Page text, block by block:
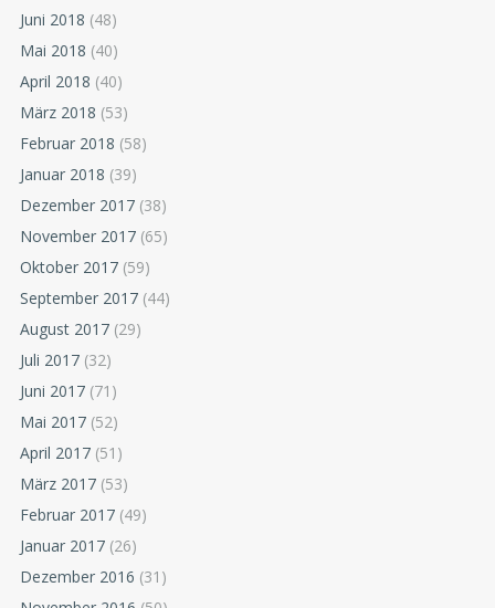
Juni 2018 (48)
Mai 2018 (40)
April 2018 (40)
März 2018 (53)
Februar 2018 (58)
Januar 2018 (39)
Dezember 2017 (38)
November 2017 (65)
Oktober 2017 (59)
September 2017 (44)
August 2017 (29)
Juli 2017 (32)
Juni 2017 (71)
Mai 2017 (52)
April 2017 (51)
März 2017 (53)
Februar 2017 (49)
Januar 2017 (26)
Dezember 2016 (31)